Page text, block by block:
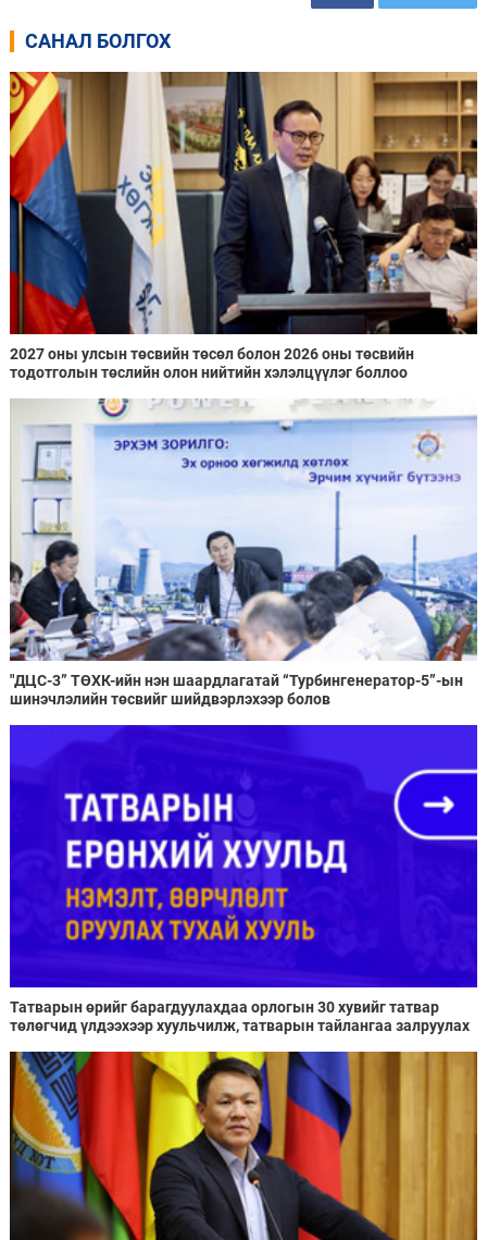
САНАЛ БОЛГОХ
2027 оны улсын төсвийн төсөл болон 2026 оны төсвийн
тодотголын төслийн олон нийтийн хэлэлцүүлэг боллоо
"ДЦС-3” ТӨХК-ийн нэн шаардлагатай “Турбингенератор-5”-ын
шинэчлэлийн төсвийг шийдвэрлэхээр болов
Татварын өрийг барагдуулахдаа орлогын 30 хувийг татвар
төлөгчид үлдээхээр хуульчилж, татварын тайлангаа залруулах